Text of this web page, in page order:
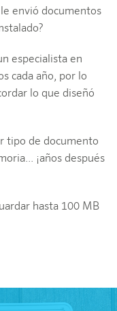
envió documentos
especialista en
cada año, por lo
lo que diseñó
tipo de documento
¡años después
hasta 100 MB